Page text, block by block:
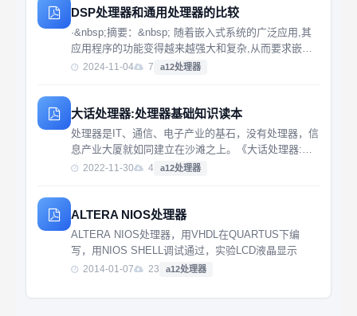
DSP处理器和通用处理器的比较
·&nbsp;摘要：&nbsp; 随着嵌入式系统的广泛应用,其
应用程序的功能变得越来越强大和复杂,从而要求嵌入
式处理器系统既能有效支持运算密集型的应用,又能有
2024-11-04 7 a12处理器
大话处理器:处理器基础知识读本
处理器是IT、通信、电子产业的基石，没有处理器，信
息产业大厦就如同建立在沙滩之上。《大话处理器:处
理器基础知识读本》是一本图文并茂、生动幽默的处理
2022-11-30 4 a12处理器
ALTERA NIOS处理器
ALTERA NIOS处理器，用VHDL在QUARTUS下编
写，用NIOS SHELL调试通过，实验LCD液晶显示
2014-01-07 23 a12处理器